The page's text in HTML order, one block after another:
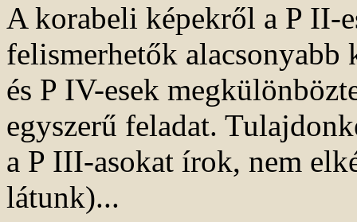
A korabeli képekről a P II-
felismerhetők
és P IV-esek
egyszerű feladat.
a P III-asokat írok, nem
látunk)...